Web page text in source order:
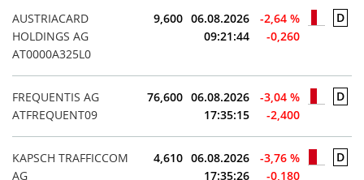
AUSTRIACARD
HOLDINGS AG
AT0000A325L0
9,600 06.08.2026
09:21:44
-2,64 %
-0,260
D
FREQUENTIS AG
ATFREQUENT09
76,600 06.08.2026
17:35:15
-3,04 %
-2,400
D
KAPSCH TRAFFICCOM
AG
4,610 06.08.2026
17:35:26
-3,76 %
-0,180
D